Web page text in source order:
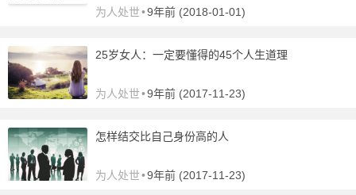
为人处世•9年前 (2018-01-01)
25岁女人：一定要懂得的45个人生道理
为人处世•9年前 (2017-11-23)
怎样结交比自己身份高的人
为人处世•9年前 (2017-11-23)